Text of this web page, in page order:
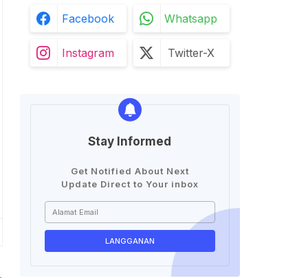
Facebook Whatsapp
Instagram Twitter-X
Stay Informed
Get Notified About Next
Update Direct to Your inbox